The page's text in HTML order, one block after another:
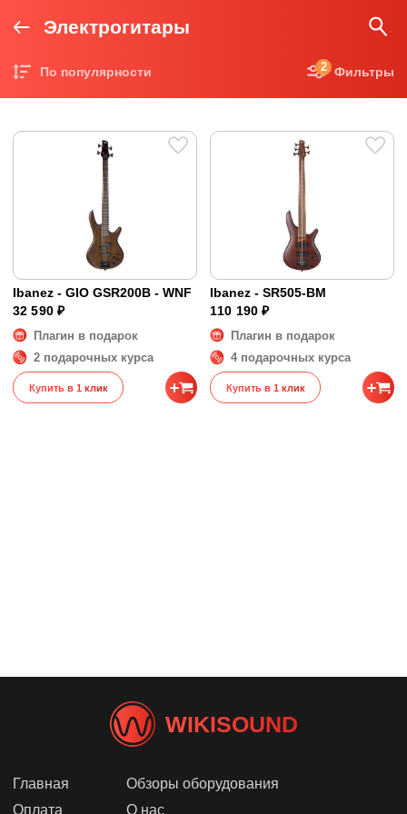
Электрогитары
По популярности Фильтры
2
Ibanez - GIO GSR200B - WNF
32 590 ₽
Плагин в подарок
2 подарочных курса
Купить в 1 клик
Ibanez - SR505-BM
110 190 ₽
Плагин в подарок
4 подарочных курса
Купить в 1 клик
WIKISOUND
Главная
Оплата
Обзоры оборудования
О нас